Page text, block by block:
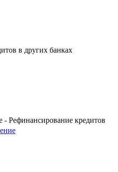
в других банках
Рефинансирование кредитов